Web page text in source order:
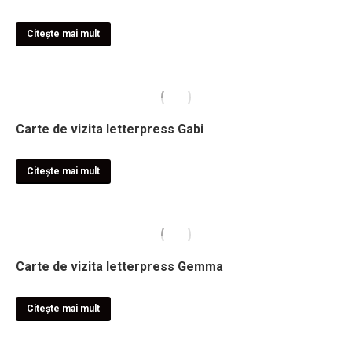
Citește mai mult
Carte de vizita letterpress Gabi
Citește mai mult
Carte de vizita letterpress Gemma
Citește mai mult